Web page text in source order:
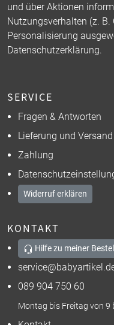
und über Aktionen
Nutzungsverhalten (z.
Personalisierung
Datenschutzerklärung.
SERVICE
Fragen & Antworten
Lieferung und Versand
Zahlung
Widerruf erklären
KONTAKT
Hilfe zu meiner
089 904 750 60
Montag bis Freitag von 9